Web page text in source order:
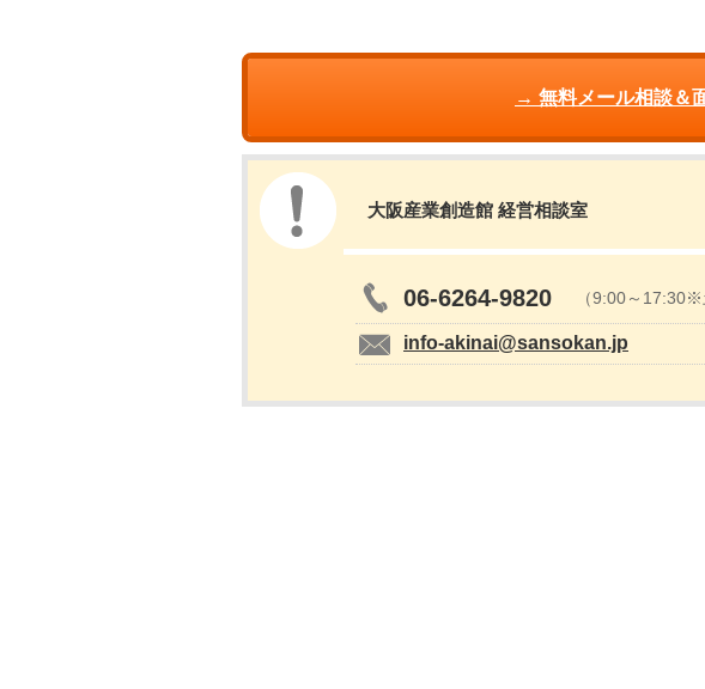
→ 無料メール相談＆
大阪産業創造館 経営相談室
06-6264-9820 （9:00～17:30※
info-akinai@sansokan.jp